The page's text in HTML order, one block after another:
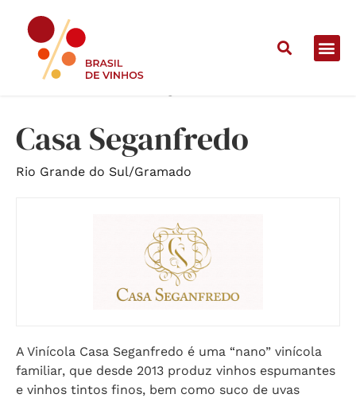
Casa Seganfredo
Rio Grande do Sul/Gramado
A Vinícola Casa Seganfredo é uma “nano” vinícola
familiar, que desde 2013 produz vinhos espumantes
e vinhos tintos finos, bem como suco de uvas